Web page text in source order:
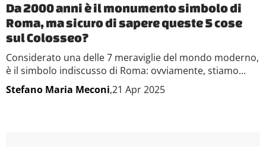
Da 2000 anni è il monumento simbolo di
Roma, ma sicuro di sapere queste 5 cose
sul Colosseo?
Considerato una delle 7 meraviglie del mondo moderno,
è il simbolo indiscusso di Roma: ovviamente, stiamo...
Stefano Maria Meconi,21 Apr 2025